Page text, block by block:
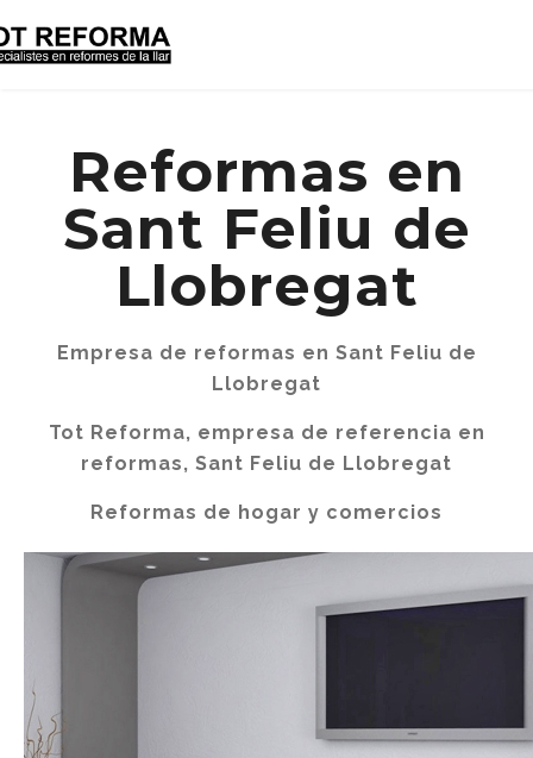
Reformas en
Sant Feliu de
Llobregat
Empresa de reformas en Sant Feliu de
Llobregat
Tot Reforma, empresa de referencia en
reformas, Sant Feliu de Llobregat
Reformas de hogar y comercios